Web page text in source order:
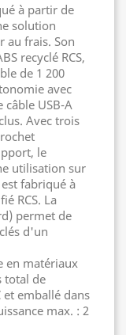
à partir de
solution
au frais. Son
recyclé RCS,
de 1 200
avec
USB-A
Avec trois
le
utilisation sur
fabriqué à
RCS. La
permet de
d'un
en matériaux
total de
et emballé dans
max. : 2